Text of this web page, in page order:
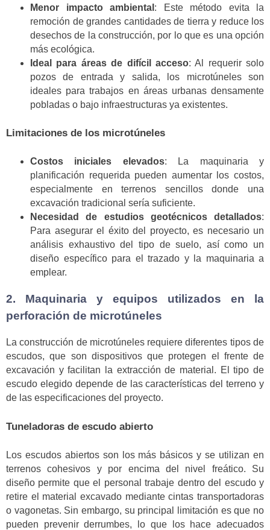
Menor impacto ambiental : Este método evita la
remoción de grandes cantidades de tierra y reduce los
desechos de la construcción, por lo que es una opción
más ecológica.
Ideal para áreas de difícil acceso: Al requerir solo
pozos de entrada y salida, los microtúneles son
ideales para trabajos en áreas urbanas densamente
pobladas o bajo infraestructuras ya existentes.
Limitaciones de los microtúneles
Costos iniciales elevados: La maquinaria y
planificación requerida pueden aumentar los costos,
especialmente en terrenos sencillos donde una
excavación tradicional sería suficiente.
Necesidad de estudios geotécnicos detallados:
Para asegurar el éxito del proyecto, es necesario un
análisis exhaustivo del tipo de suelo, así como un
diseño específico para el trazado y la maquinaria a
emplear.
2. Maquinaria y equipos utilizados en la
perforación de microtúneles
La construcción de microtúneles requiere diferentes tipos de
escudos, que son dispositivos que protegen el frente de
excavación y facilitan la extracción de material. El tipo de
escudo elegido depende de las características del terreno y
de las especificaciones del proyecto.
Tuneladoras de escudo abierto
Los escudos abiertos son los más básicos y se utilizan en
terrenos cohesivos y por encima del nivel freático. Su
diseño permite que el personal trabaje dentro del escudo y
retire el material excavado mediante cintas transportadoras
o vagonetas. Sin embargo, su principal limitación es que no
pueden prevenir derrumbes, lo que los hace adecuados